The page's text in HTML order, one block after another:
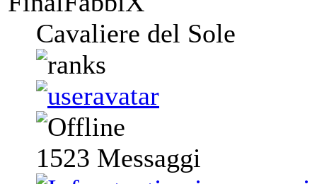
Cavaliere del Sole
1523 Messaggi